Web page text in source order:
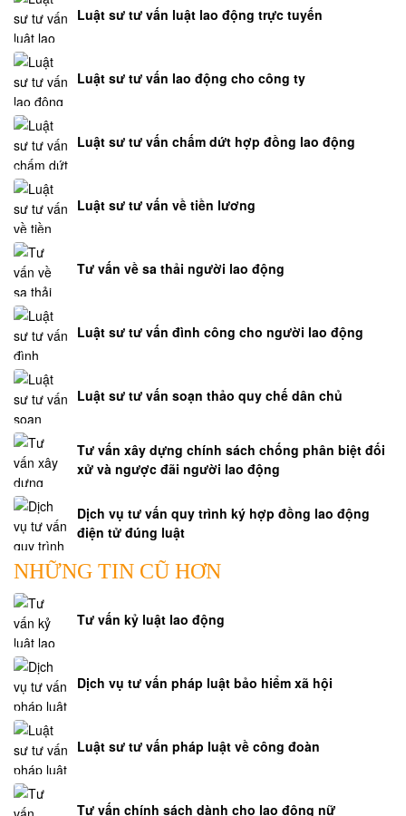
Luật sư tư vấn luật lao động trực tuyến
Luật sư tư vấn lao động cho công ty
Luật sư tư vấn chấm dứt hợp đồng lao động
Luật sư tư vấn về tiền lương
Tư vấn về sa thải người lao động
Luật sư tư vấn đình công cho người lao động
Luật sư tư vấn soạn thảo quy chế dân chủ
Tư vấn xây dựng chính sách chống phân biệt đối
xử và ngược đãi người lao động
Dịch vụ tư vấn quy trình ký hợp đồng lao động
điện tử đúng luật
NHỮNG TIN CŨ HƠN
Tư vấn kỷ luật lao động
Dịch vụ tư vấn pháp luật bảo hiểm xã hội
Luật sư tư vấn pháp luật về công đoàn
Tư vấn chính sách dành cho lao động nữ